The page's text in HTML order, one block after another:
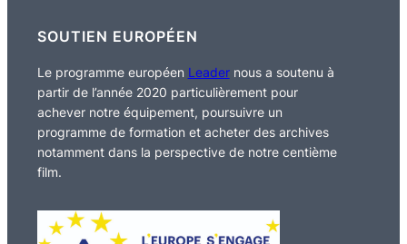
SOUTIEN EUROPÉEN
Le programme européen Leadernous a soutenu à
partir de l’année 2020 particulièrement pour
achever notre équipement, poursuivre un
programme de formation et acheter des archives
notamment dans la perspective de notre centième
film.